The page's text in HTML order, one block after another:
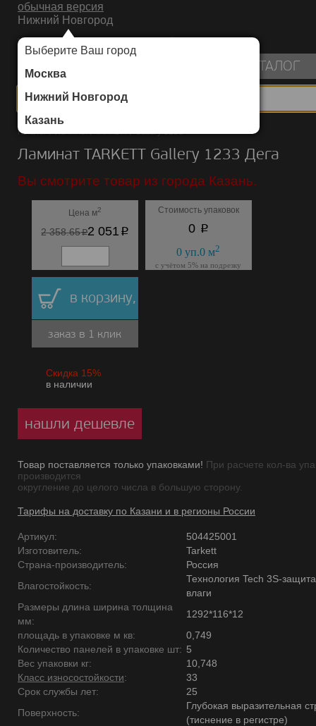
обычная версия
Нижний Новгород
Выберите Ваш город
Москва
Нижний Новгород
Казань
ИНТЕРНЕТ-МАГАЗИН НАПОЛЬНЫХ ПОКРЫТИЙ
КАТАЛОГ
Каталог/Ламинат/TARKETT/Gallery 1233
Ламинат TARKETT Gallery 1233 Дега
Вы смотрите товар из города Казань.
Цена м2
2 358.65p2 051 p
Стоимость упаковок
0 p
0 уп.0 м2
с учётом 5% на подрезку
в корзину,
заказ в 1 клик
Скидка 15%
в наличии
нашли дешевле
Товар поставляется только упаковками! При расчете кол-ва
производится
округление до целого числа в большую сторону.
Тарифы на доставку по Казани и в регионы России
Артикул:
504425001
Изготовитель:
Tarkett
Страна-производитель:
Россия
Влагостойкость:
Технология Tech 3S-
влаги
Размеры длина ширина толщина
мм:
1292*116*12
площадь в упаковке м кв:
0,749
Количество панелей в упаковке шт: 5
Вес упаковки кг:
10,748
Класс износостойкости:
33
Срок службы лет:
25
Поверхность:
Глубокая выразительная
(тиснение в регистре)